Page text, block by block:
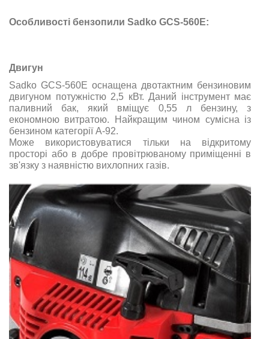
Особливості бензопили Sadko GCS-560E:
Двигун
Sadko GCS-560E оснащена двотактним бензиновим
двигуном потужністю 2,5 кВт. Даний інструмент має
паливний бак, який вміщує 0,55 л бензину, з
економною витратою. Найкращим чином сумісна із
бензином категорії А-92.
Може використовуватися тільки на відкритому
просторі або в добре провітрюваному приміщенні в
зв'язку з наявністю вихлопних газів.